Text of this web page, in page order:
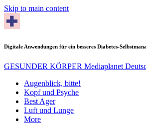
Skip to main content
Digitale Anwendungen für ein besseres Diabetes-
GESUNDER KÖRPER Mediaplanet
Augenblick, bitte!
Kopf und Psyche
Best Ager
Luft und Lunge
More